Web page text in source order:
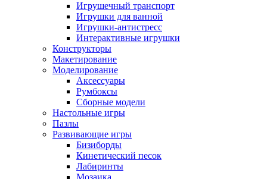
Игрушечный транспорт
Игрушки для ванной
Игрушки-антистресс
Интерактивные игрушки
Конструкторы
Макетирование
Моделирование
Аксессуары
Румбоксы
Сборные модели
Настольные игры
Пазлы
Развивающие игры
Бизиборды
Кинетический песок
Лабиринты
Мозаика